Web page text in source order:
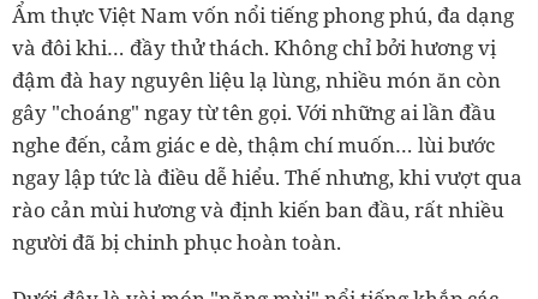
Ẩm thực Việt Nam vốn nổi tiếng phong phú, đa dạng
và đôi khi… đầy thử thách. Không chỉ bởi hương vị
đậm đà hay nguyên liệu lạ lùng, nhiều món ăn còn
gây "choáng" ngay từ tên gọi. Với những ai lần đầu
nghe đến, cảm giác e dè, thậm chí muốn… lùi bước
ngay lập tức là điều dễ hiểu. Thế nhưng, khi vượt qua
rào cản mùi hương và định kiến ban đầu, rất nhiều
người đã bị chinh phục hoàn toàn.